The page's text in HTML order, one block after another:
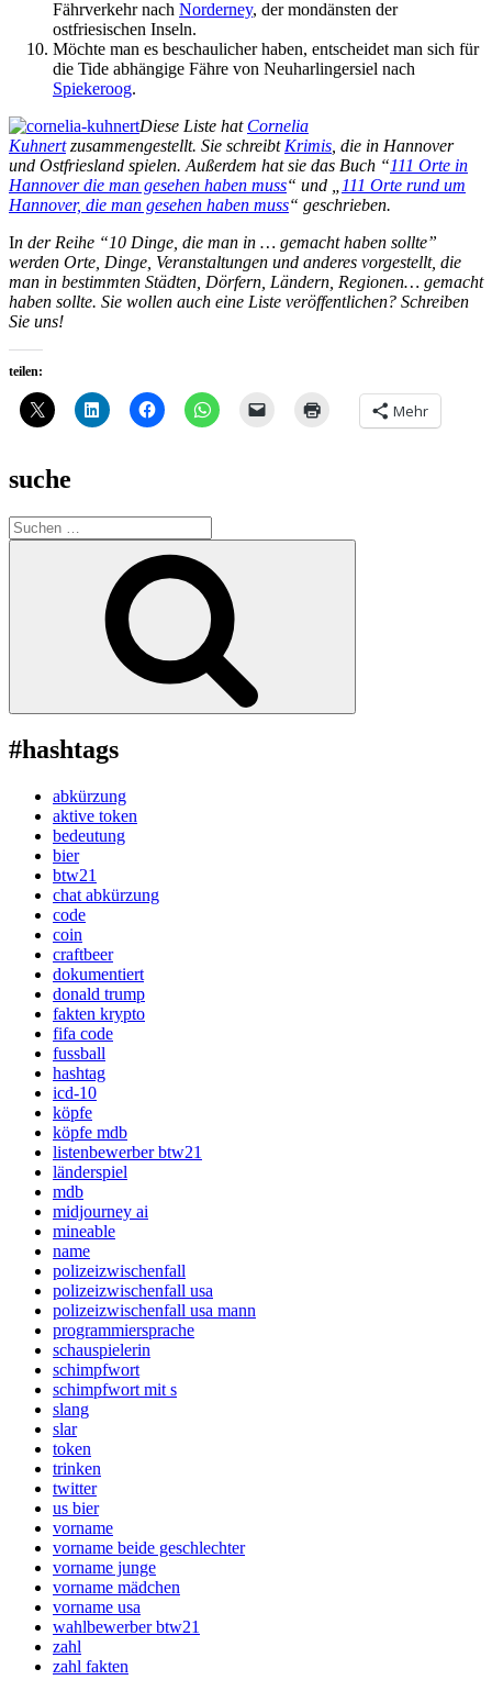
Fährverkehr nach Norderney, der mondänsten der
ostfriesischen Inseln.
Möchte man es beschaulicher haben, entscheidet man sich für
die Tide abhängige Fähre von Neuharlingersiel nach
Spiekeroog.
Diese Liste hat Cornelia
Kuhnertzusammengestellt. Sie schreibt Krimis , die in Hannover
und Ostfriesland spielen. Außerdem hat sie das Buch “111 Orte in
Hannover die man gesehen haben muss“ und „
111 Orte rund um
Hannover, die man gesehen haben muss“ geschrieben.
In der Reihe “10 Dinge, die man in … gemacht haben sollte”
werden Orte, Dinge, Veranstaltungen und anderes vorgestellt, die
man in bestimmten Städten, Dörfern, Ländern, Regionen… gemacht
haben sollte. Sie wollen auch eine Liste veröffentlichen? Schreiben
Sie uns!
teilen:
Mehr
suche
Suche
nach:
#hashtags
abkürzung
aktive token
bedeutung
bier
btw21
chat abkürzung
code
coin
craftbeer
dokumentiert
donald trump
fakten krypto
fifa code
fussball
hashtag
icd-10
köpfe
köpfe mdb
listenbewerber btw21
länderspiel
mdb
midjourney ai
mineable
name
polizeizwischenfall
polizeizwischenfall usa
polizeizwischenfall usa mann
programmiersprache
schauspielerin
schimpfwort
schimpfwort mit s
slang
slar
token
trinken
twitter
us bier
vorname
vorname beide geschlechter
vorname junge
vorname mädchen
vorname usa
wahlbewerber btw21
zahl
zahl fakten